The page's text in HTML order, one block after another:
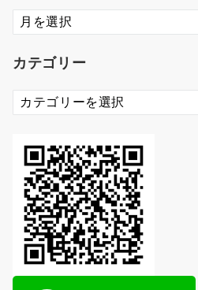
ア
ー
イ
カテゴリー
カ
テ